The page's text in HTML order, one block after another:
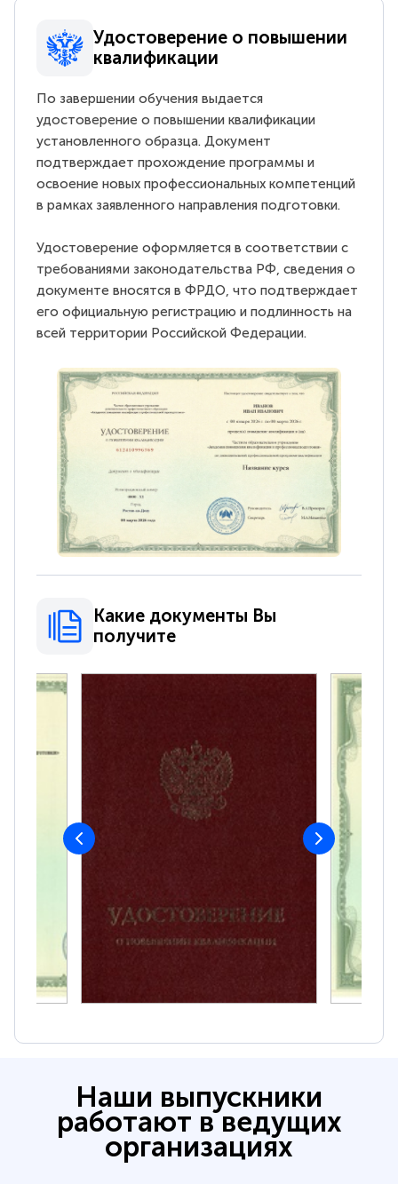
Удостоверение о повышении
квалификации
По завершении обучения выдается
удостоверение о повышении квалификации
установленного образца. Документ
подтверждает прохождение программы и
освоение новых профессиональных компетенций
в рамках заявленного направления подготовки.
Удостоверение оформляется в соответствии с
требованиями законодательства РФ, сведения о
документе вносятся в ФРДО, что подтверждает
его официальную регистрацию и подлинность на
всей территории Российской Федерации.
Какие документы Вы
получите
Наши выпускники
работают в ведущих
организациях